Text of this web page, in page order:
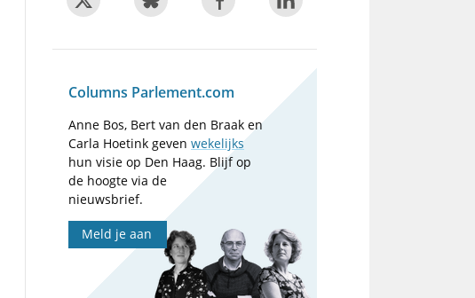
Columns Parlement.com
Anne Bos, Bert van den Braak en
Carla Hoetink gevenwekelijks
hun visie op Den Haag. Blijf op
de hoogte via de
nieuwsbrief.
Meld je aan